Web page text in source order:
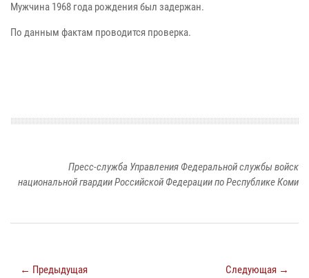
Мужчина 1968 года рождения был задержан.
По данным фактам проводится проверка.
Пресс-служба Управления Федеральной службы войск
национальной гвардии Российской Федерации по Республике Коми
← Предыдущая Следующая →